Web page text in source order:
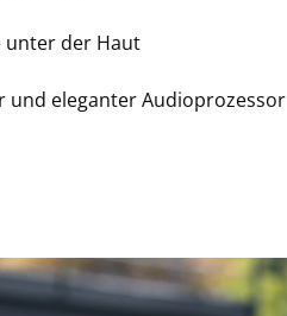
unter der Haut
und eleganter Audioprozessor